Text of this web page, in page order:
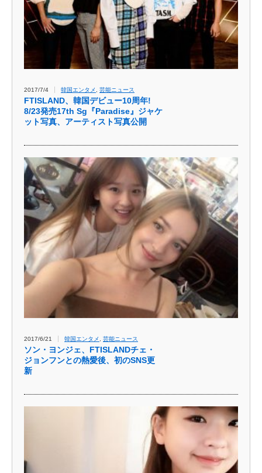
2017/7/4 韓国エンタメ 芸能ニュース
FTISLAND、韓国デビュー10周年!
8/23発売17th Sg『Paradise』ジャケ
ット写真、アーティスト写真公開
2017/6/21 韓国エンタメ 芸能ニュース
ソン・ヨンジェ、FTISLANDチェ・
ジョンフンとの熱愛後、初のSNS更
新